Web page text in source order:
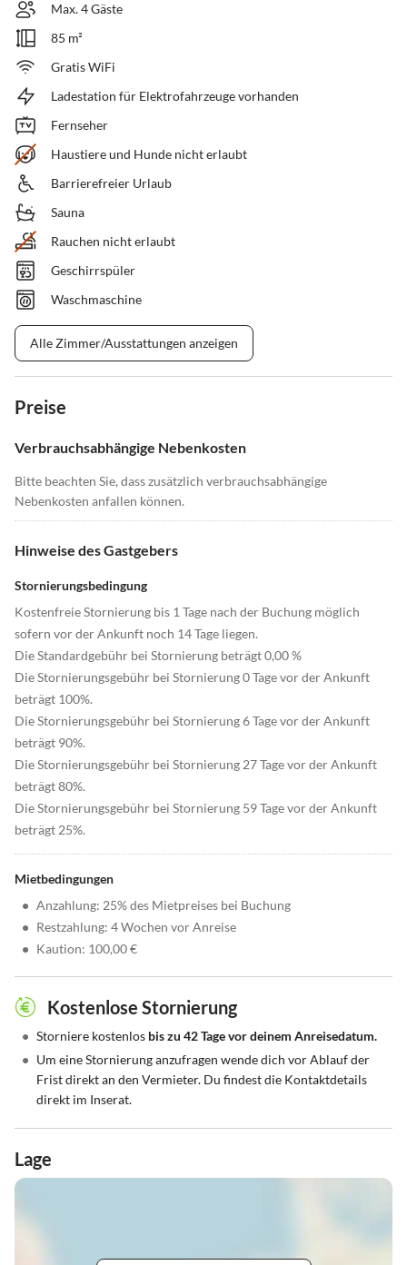
Max. 4 Gäste
85 m²
Gratis WiFi
Ladestation für Elektrofahrzeuge vorhanden
Fernseher
Haustiere und Hunde nicht erlaubt
Barrierefreier Urlaub
Sauna
Rauchen nicht erlaubt
Geschirrspüler
Waschmaschine
Alle Zimmer/Ausstattungen anzeigen
Preise
Verbrauchsabhängige Nebenkosten
Bitte beachten Sie, dass zusätzlich verbrauchsabhängige
Nebenkosten anfallen können.
Hinweise des Gastgebers
Stornierungsbedingung
Kostenfreie Stornierung bis 1 Tage nach der Buchung möglich
sofern vor der Ankunft noch 14 Tage liegen.
Die Standardgebühr bei Stornierung beträgt 0,00 %
Die Stornierungsgebühr bei Stornierung 0 Tage vor der Ankunft
beträgt 100%.
Die Stornierungsgebühr bei Stornierung 6 Tage vor der Ankunft
beträgt 90%.
Die Stornierungsgebühr bei Stornierung 27 Tage vor der Ankunft
beträgt 80%.
Die Stornierungsgebühr bei Stornierung 59 Tage vor der Ankunft
beträgt 25%.
Mietbedingungen
• Anzahlung: 25% des Mietpreises bei Buchung
• Restzahlung: 4 Wochen vor Anreise
• Kaution: 100,00 €
Kostenlose Stornierung
• Storniere kostenlos bis zu 42 Tage vor deinem Anreisedatum.
• Um eine Stornierung anzufragen wende dich vor Ablauf der
Frist direkt an den Vermieter. Du findest die Kontaktdetails
direkt im Inserat.
Lage